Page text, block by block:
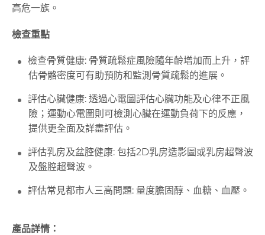
高危一族。
檢查重點
檢查骨質健康: 骨質疏鬆症風險隨年齡增加而上升，評
估骨骼密度可有助預防和監測骨質疏鬆的進展。
評估心臟健康: 透過心電圖評估心臟功能及心律不正風
險；運動心電圖則可檢測心臟在運動負荷下的反應，
提供更全面及詳盡評估。
評估乳房及盆腔健康: 包括2D乳房造影圖或乳房超聲波
及盤腔超聲波。
評估常見都市人三高問題: 量度膽固醇、血糖、血壓。
產品詳情：